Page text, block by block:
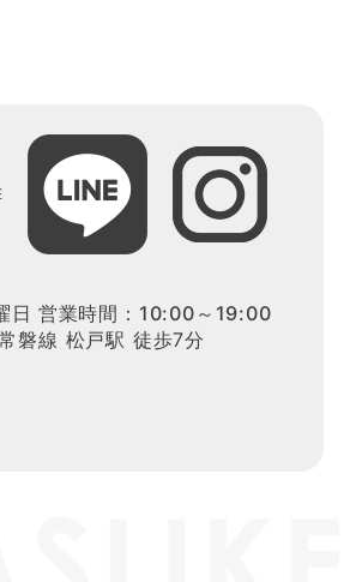
日 営業時間：10:00～19:00
磐線 松戸駅 徒歩7分